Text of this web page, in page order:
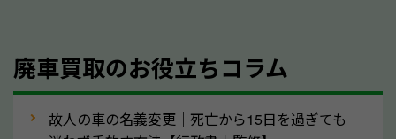
人気の車種は廃車の状態でも、高価買取が可能です。
産車は高く買取が可能です。「廃車＝買取できない」
廃車買取のお役立ちコラム
故人の車の名義変更｜死亡から15日を過ぎても